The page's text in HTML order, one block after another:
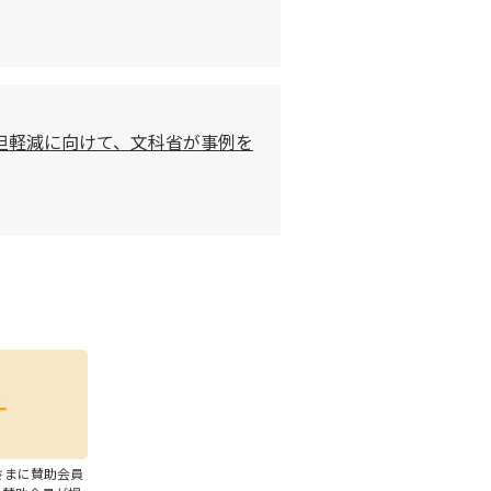
減に向けて、文科省が事例を
に賛助会員